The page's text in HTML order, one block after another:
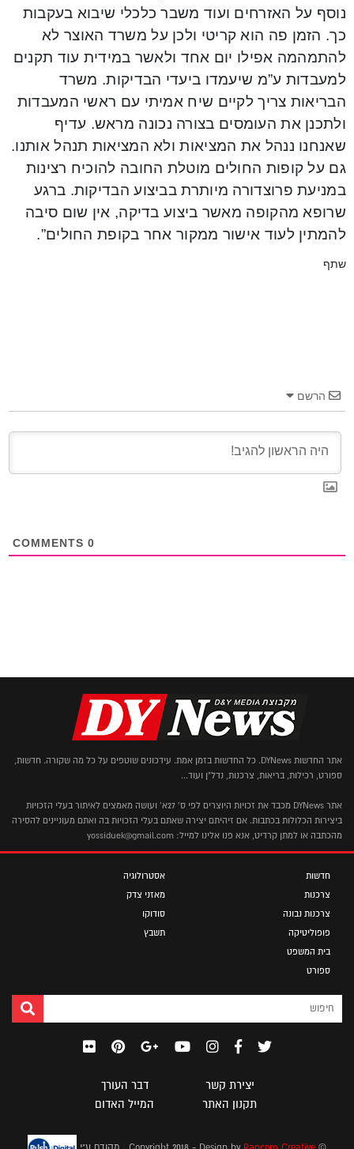
נוסף על האזרחים ועוד משבר כלכלי שיבוא בעקבות
כך. הזמן פה הוא קריטי ולכן על משרד האוצר לא
להתמהמה אפילו יום אחד ולאשר במידית עוד תקנים
למעבדות ע”מ שיעמדו ביעדי הבדיקות. משרד
הבריאות צריך לקיים שיח אמיתי עם ראשי המעבדות
ולתכנן את העומסים בצורה נכונה מראש. עדיף
שאנחנו ננהל את המציאות ולא המציאות תנהל אותנו.
גם על קופות החולים מוטלת החובה להוכיח רצינות
במניעת פרוצדורה מיותרת בביצוע הבדיקות. ברגע
שרופא מהקופה מאשר ביצוע בדיקה, אין שום סיבה
להמתין לעוד אישור ממקור אחר בקופת החולים”.
שתף
הרשם
0
אתר החדשות DYNews. כל החדשות בזמן אמת. עידכונים שוטפים על כל מה שקורה. חדשות,
ספורט, רכילות, בריאות, צרכנות, נדל"ן ועוד...
אתר DYNews מכבד את זכויות היוצרים לפי ס' 27א' ועושה מאמצים לאיתור בעלי הזכויות
ביצירות הכלולות בכתבות. אם זיהיתם יצירה שאתם בעלי הזכויות בה ואתם מעוניינים להסירה
מהכתבה או למתן קרדיט, אנא פנו אלינו למייל: yossiduek@gmail.com
חדשות
צרכנות
צרכנות נבונה
פופוליטיקה
בית המשפט
ספורט
אסטרולוגיה
מאזני צדק
סודוקו
תשבץ
יצירת קשר
דבר העורך
תקנון האתר
המייל האדום